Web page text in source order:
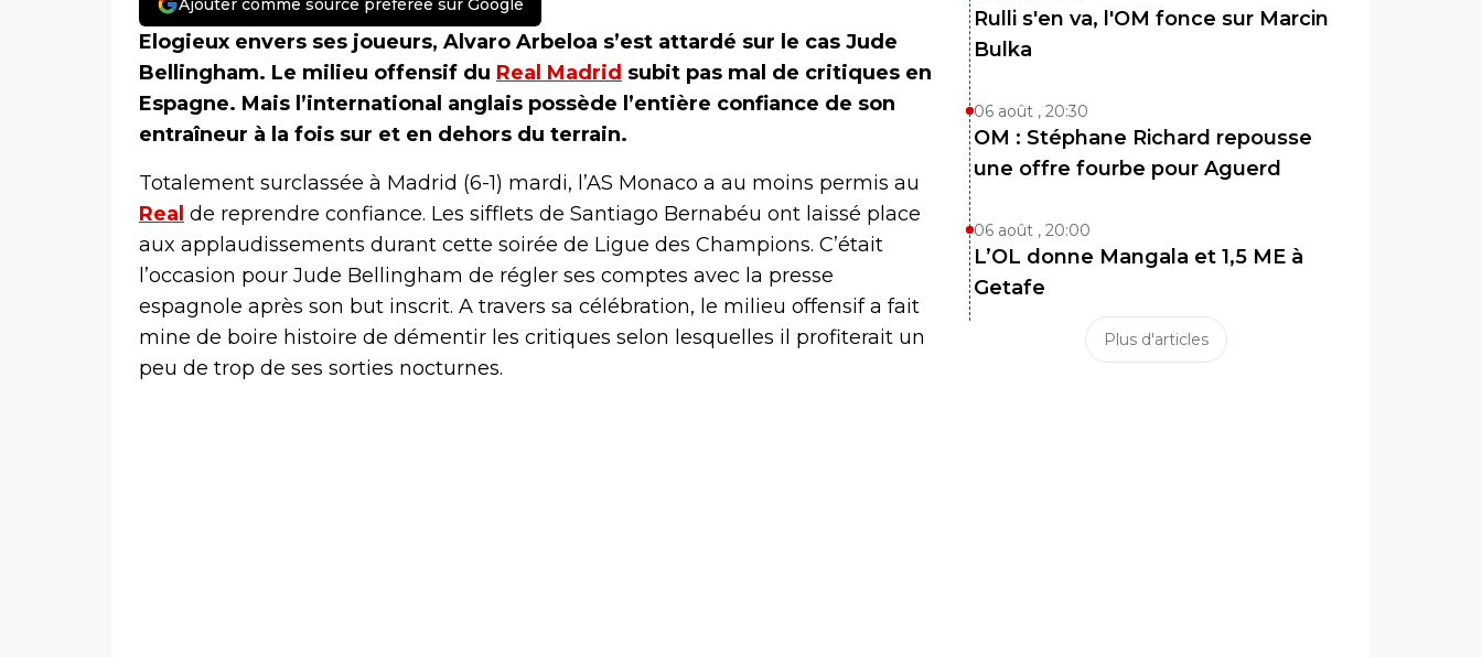
Ajouter comme source préférée sur Google
Elogieux envers ses joueurs, Alvaro Arbeloa s’est attardé sur le cas Jude
Bellingham. Le milieu offensif du Real Madrid subit pas mal de critiques en
Espagne. Mais l’international anglais possède l’entière confiance de son
entraîneur à la fois sur et en dehors du terrain.
Totalement surclassée à Madrid (6-1) mardi, l’AS Monaco a au moins permis au
Real de reprendre confiance. Les sifflets de Santiago Bernabéu ont laissé place
aux applaudissements durant cette soirée de Ligue des Champions. C’était
l’occasion pour Jude Bellingham de régler ses comptes avec la presse
espagnole après son but inscrit. A travers sa célébration, le milieu offensif a fait
mine de boire histoire de démentir les critiques selon lesquelles il profiterait un
peu de trop de ses sorties nocturnes.
Rulli s'en va, l'OM fonce sur Marcin
Bulka
06 août , 20:30
OM : Stéphane Richard repousse
une offre fourbe pour Aguerd
06 août , 20:00
L’OL donne Mangala et 1,5 ME à
Getafe
Plus d'articles